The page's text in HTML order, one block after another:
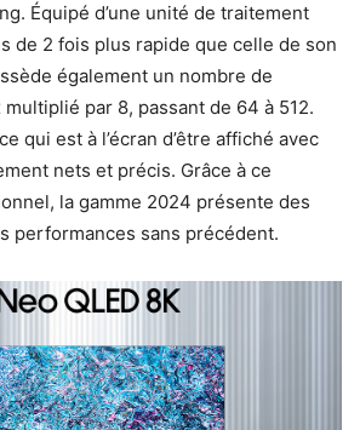
Équipé d’une unité de traitement
de 2 fois plus rapide que celle de son
également un nombre de
par 8, passant de 64 à 512.
qui est à l’écran d’être affiché avec
nets et précis. Grâce à ce
la gamme 2024 présente des
performances sans précédent.